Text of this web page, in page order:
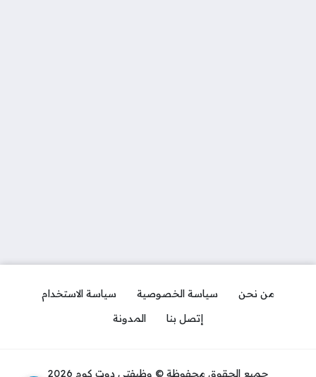
من نحن سياسة الخصوصية
سياسة الاستخدام
إتصل بنا
المدونة
جميع الحقوق محفوظة © وظيفتي دوت كوم 2026